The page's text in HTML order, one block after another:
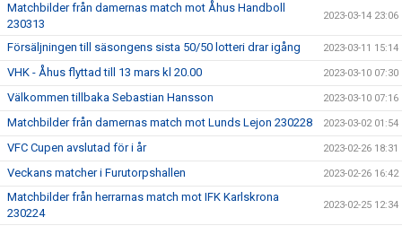
Matchbilder från damernas match mot Åhus Handboll
230313
2023-03-14 23:06
Försäljningen till säsongens sista 50/50 lotteri drar igång 2023-03-11 15:14
VHK - Åhus flyttad till 13 mars kl 20.00 2023-03-10 07:30
Välkommen tillbaka Sebastian Hansson 2023-03-10 07:16
Matchbilder från damernas match mot Lunds Lejon 230228 2023-03-02 01:54
VFC Cupen avslutad för i år 2023-02-26 18:31
Veckans matcher i Furutorpshallen 2023-02-26 16:42
Matchbilder från herrarnas match mot IFK Karlskrona
230224
2023-02-25 12:34